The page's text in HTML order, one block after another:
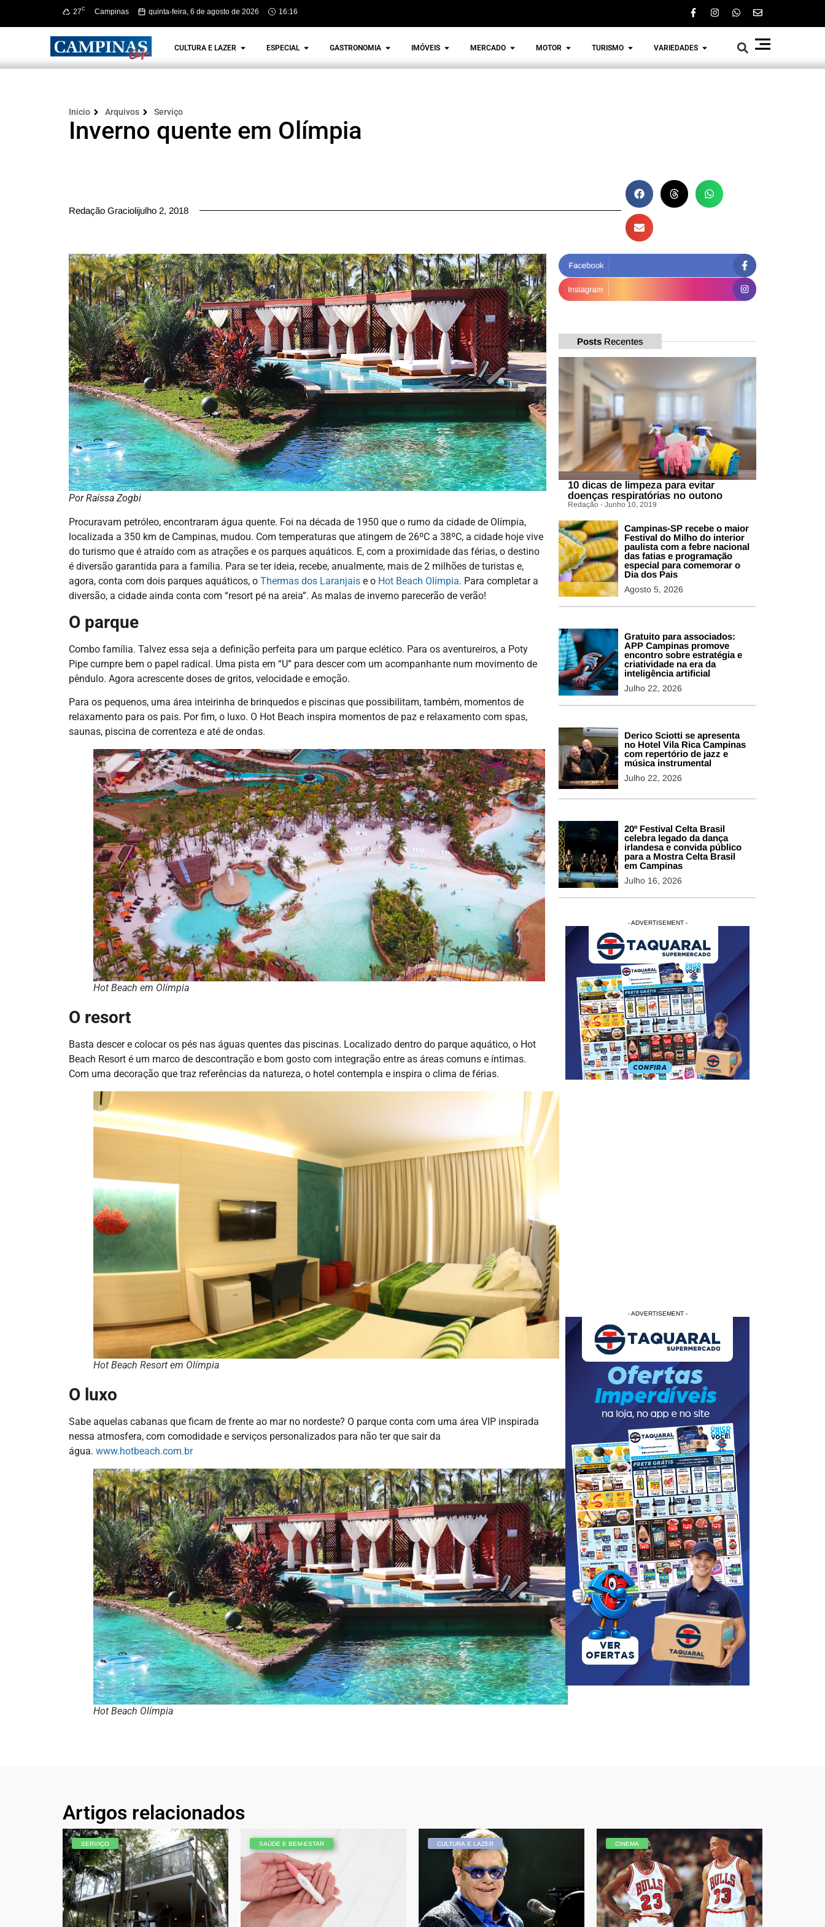
27C Campinas quinta-feira, 6 de agosto de 2026 16:16
CULTURA E LAZER ESPECIAL GASTRONOMIA IMÓVEIS MERCADO MOTOR TURISMO VARIEDADES
Inicio Arquivos Serviço
Inverno quente em Olímpia
Redação Graciolijulho 2, 2018
Por Raíssa Zogbi
Procuravam petróleo, encontraram água quente. Foi na década de 1950 que o rumo da cidade de Olímpia,
localizada a 350 km de Campinas, mudou. Com temperaturas que atingem de 26ºC a 38ºC, a cidade hoje vive
do turismo que é atraído com as atrações e os parques aquáticos. E, com a proximidade das férias, o destino
é diversão garantida para a família. Para se ter ideia, recebe, anualmente, mais de 2 milhões de turistas e,
agora, conta com dois parques aquáticos, o Thermas dos Laranjais e o Hot Beach Olímpia. Para completar a
diversão, a cidade ainda conta com “resort pé na areia”. As malas de inverno parecerão de verão!
O parque
Combo família. Talvez essa seja a definição perfeita para um parque eclético. Para os aventureiros, a Poty
Pipe cumpre bem o papel radical. Uma pista em “U” para descer com um acompanhante num movimento de
pêndulo. Agora acrescente doses de gritos, velocidade e emoção.
Para os pequenos, uma área inteirinha de brinquedos e piscinas que possibilitam, também, momentos de
relaxamento para os pais. Por fim, o luxo. O Hot Beach inspira momentos de paz e relaxamento com spas,
saunas, piscina de correnteza e até de ondas.
Hot Beach em Olímpia
O resort
Basta descer e colocar os pés nas águas quentes das piscinas. Localizado dentro do parque aquático, o Hot
Beach Resort é um marco de descontração e bom gosto com integração entre as áreas comuns e íntimas.
Com uma decoração que traz referências da natureza, o hotel contempla e inspira o clima de férias.
Hot Beach Resort em Olímpia
O luxo
Sabe aquelas cabanas que ficam de frente ao mar no nordeste? O parque conta com uma área VIP inspirada
nessa atmosfera, com comodidade e serviços personalizados para não ter que sair da
água. www.hotbeach.com.br
Hot Beach Olímpia
Posts Recentes
10 dicas de limpeza para evitar
doenças respiratórias no outono
Redação - Junho 10, 2019
Campinas-SP recebe o maior
Festival do Milho do interior
paulista com a febre nacional
das fatias e programação
especial para comemorar o
Dia dos Pais
Agosto 5, 2026
Gratuito para associados:
APP Campinas promove
encontro sobre estratégia e
criatividade na era da
inteligência artificial
Julho 22, 2026
Derico Sciotti se apresenta
no Hotel Vila Rica Campinas
com repertório de jazz e
música instrumental
Julho 22, 2026
20º Festival Celta Brasil
celebra legado da dança
irlandesa e convida público
para a Mostra Celta Brasil
em Campinas
Julho 16, 2026
- ADVERTISEMENT - - ADVERTISEMENT -
- ADVERTISEMENT - - ADVERTISEMENT -
Artigos relacionados
SERVIÇO SAÚDE E BEM-ESTAR CULTURA E LAZER CINEMA